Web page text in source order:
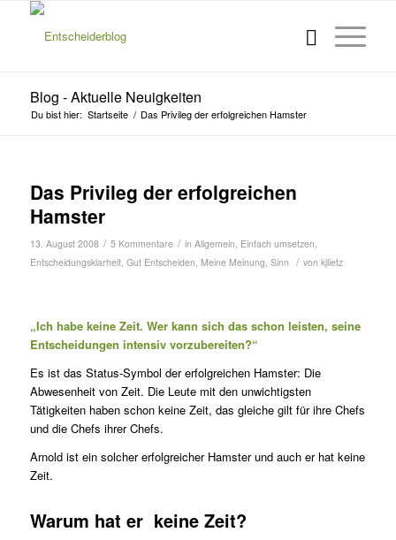
Blog - Aktuelle Neuigkeiten
Du bist hier: Startseite / Das Privileg der erfolgreichen Hamster
Das Privileg der erfolgreichen
Hamster
13. August 2008 / 5 Kommentare / in Allgemein, Einfach umsetzen,
Entscheidungsklarheit, Gut Entscheiden, Meine Meinung, Sinn / von kjlietz
„Ich habe keine Zeit. Wer kann sich das schon leisten, seine
Entscheidungen intensiv vorzubereiten?“
Es ist das Status-Symbol der erfolgreichen Hamster: Die
Abwesenheit von Zeit. Die Leute mit den unwichtigsten
Tätigkeiten haben schon keine Zeit, das gleiche gilt für ihre Chefs
und die Chefs ihrer Chefs.
Arnold ist ein solcher erfolgreicher Hamster und auch er hat keine
Zeit.
Warum hat er keine Zeit?